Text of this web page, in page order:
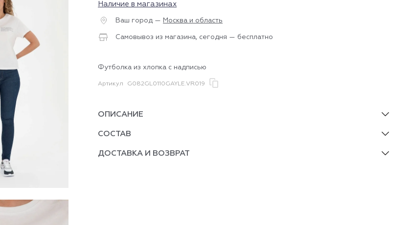
Наличие в магазинах
Ваш город — Москва и область
Самовывоз из магазина, сегодня — бесплатно
Футболка из хлопка с надписью
Артикул G082GL0110GAYLE.VR019
ОПИСАНИЕ
СОСТАВ
ДОСТАВКА И ВОЗВРАТ